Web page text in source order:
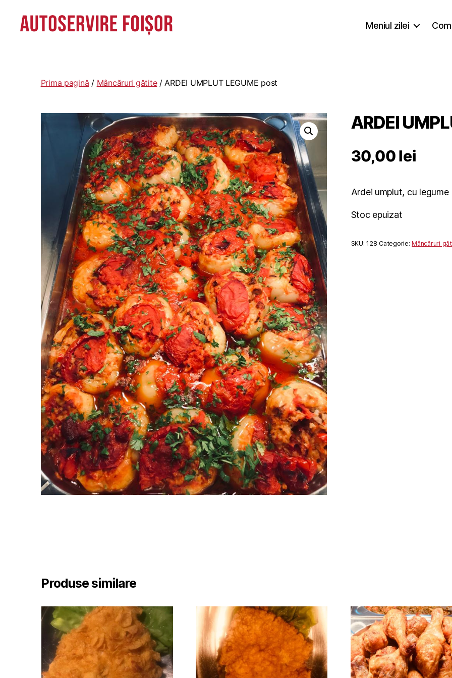
Lascăr
Meniul zilei
Prima pagină / Mâncăruri gătite/ ARDEI UMPLUT LEGUME post
ARDEI
30,00lei
Ardei umplut, cu
Stoc epuizat
SKU:128 Categorie:Mâncăruri
Produse similare